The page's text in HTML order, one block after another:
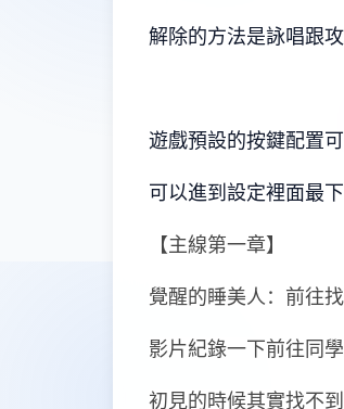
解除的方法是詠唱跟
遊戲預設的按鍵配置
可以進到設定裡面最
【主線第一章】
覺醒的睡美人：前往
影片紀錄一下前往同
初見的時候其實找不